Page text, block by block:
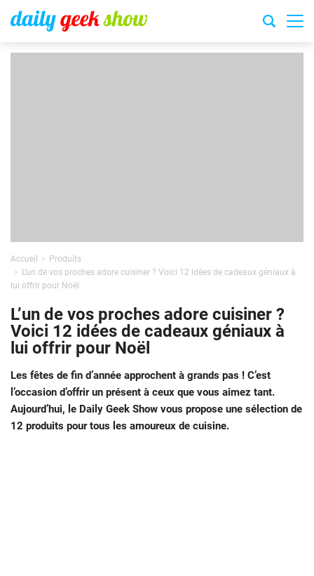
Accueil
Produits
L’un de vos proches adore cuisiner ? Voici 12 idées de cadeaux géniaux à
lui offrir pour Noël
L’un de vos proches adore cuisiner ?
Voici 12 idées de cadeaux géniaux à
lui offrir pour Noël
Les fêtes de fin d’année approchent à grands pas ! C’est
l’occasion d’offrir un présent à ceux que vous aimez tant.
Aujourd’hui, le Daily Geek Show vous propose une sélection de
12 produits pour tous les amoureux de cuisine.